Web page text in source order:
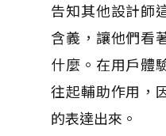
告知其他設計師
含義，讓他們看
什麼。 在用戶體
往起輔助作用，
的表達出來。